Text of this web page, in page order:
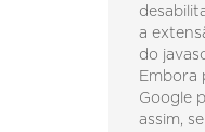
a
do
Embora
Google
assim,